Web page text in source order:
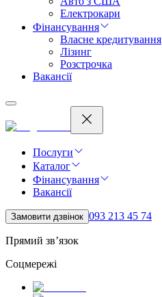
Електрокари
Фінансування
Власне кредитування
Лізинг
Розстрочка
Вакансії
Послуги
Каталог
Фінансування
Вакансії
Замовити дзвінок 093 213 45 74
Прямий зв’язок
Соцмережі